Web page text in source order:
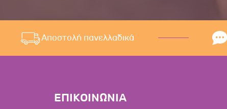
Αποστολή πανελλαδικά
ΕΠΙΚΟΙΝΩΝΙΑ